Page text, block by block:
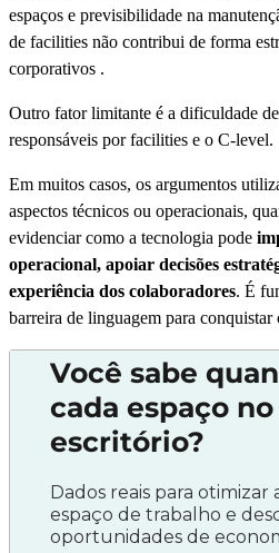
espaços e previsibilidade na
de facilities não contribui de forma
corporativos .
Outro fator limitante é a dificuldade
responsáveis por facilities e o C-level.
Em muitos casos, os argumentos
aspectos técnicos ou operacionais,
evidenciar como a tecnologia pode
operacional, apoiar decisões
experiência dos colaboradores. É
barreira de linguagem para
Você sabe
cada espaço no
escritório?
Dados reais para otimizar
espaço de trabalho e
oportunidades de